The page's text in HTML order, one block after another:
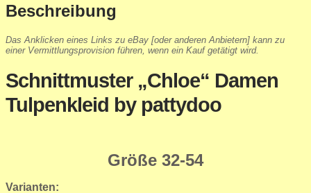
Beschreibung
Das Anklicken eines Links zu eBay [oder anderen Anbietern] kann zu
einer Vermittlungsprovision führen, wenn ein Kauf getätigt wird.
Schnittmuster „Chloe“ Damen
Tulpenkleid by pattydoo
Größe 32-54
Varianten: